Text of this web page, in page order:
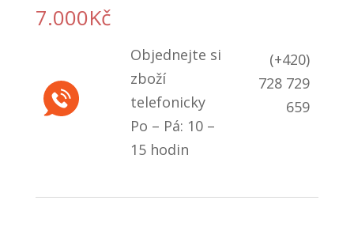
7.000Kč
Objednejte si
zboží
telefonicky
Po – Pá: 10 –
15 hodin
(+420)
728 729
659